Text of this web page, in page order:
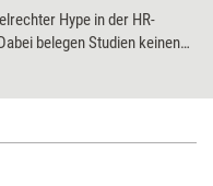
Hype in der HR-
belegen Studien keinen